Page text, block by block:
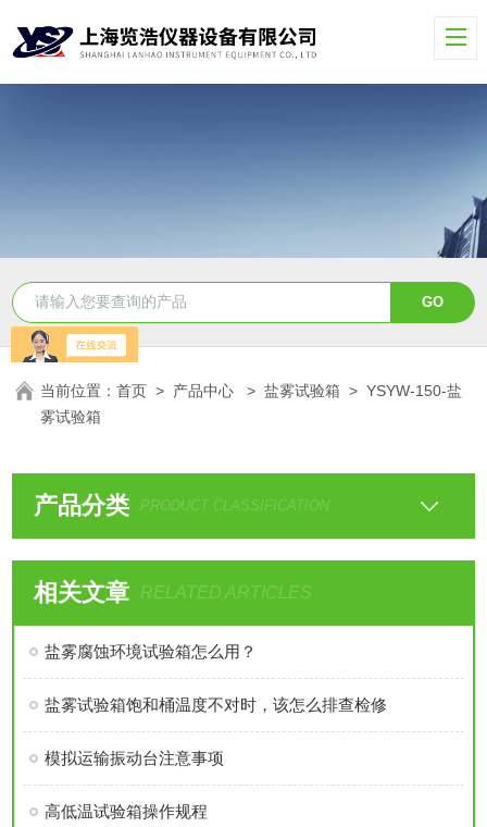
当前位置：首页 > 产品中心 >盐雾试验箱 >YSYW-150-盐
雾试验箱
产品分类 PRODUCT CLASSIFICATION
相关文章 RELATED ARTICLES
盐雾腐蚀环境试验箱怎么用？
盐雾试验箱饱和桶温度不对时，该怎么排查检修
模拟运输振动台注意事项
高低温试验箱操作规程